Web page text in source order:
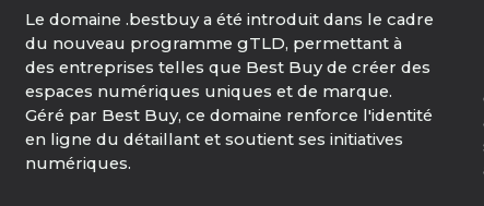
Le domaine .bestbuy a été introduit dans le cadre
du nouveau programme gTLD, permettant à
des entreprises telles que Best Buy de créer des
espaces numériques uniques et de marque.
Géré par Best Buy, ce domaine renforce l'identité
en ligne du détaillant et soutient ses initiatives
numériques.